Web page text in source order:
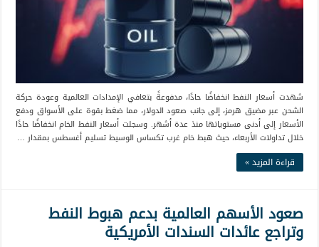
شهدت أسعار النفط انخفاضًا حادًا، مدفوعةً بتعافي الإمدادات العالمية وعودة حركة
الشحن عبر مضيق هرمز، إلى جانب صعود الدولار، مما ضغط بقوة على الأسواق ودفع
الأسعار إلى أدنى مستوياتها منذ عدة أشهر. وسجلت أسعار النفط الخام انخفاضًا حادًا
خلال تداولات الأربعاء، حيث هبط خام غرب تكساس الوسيط تسليم أغسطس بمقدار …
قراءة المزيد »
صعود الأسهم العالمية بدعم هبوط النفط
وتراجع عائدات السندات الأمريكية